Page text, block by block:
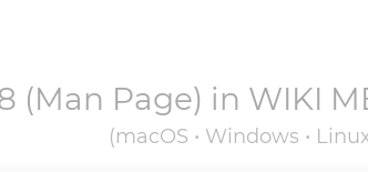
(Man Page) in WIKI
(macOS • Windows •